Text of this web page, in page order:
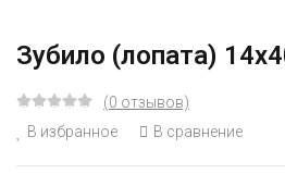
Зубило (лопата)
(0 отзывов)
В избранное
В сравнение